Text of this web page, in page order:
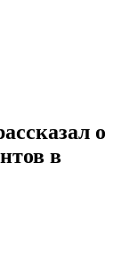
о
в